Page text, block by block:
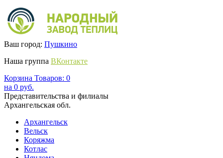
Ваш город: Пушкино
Наша группа ВКонтакте
Корзина Товаров: 0
на 0 руб.
Представительства и филиалы
Архангельская обл.
Архангельск
Вельск
Коряжма
Котлас